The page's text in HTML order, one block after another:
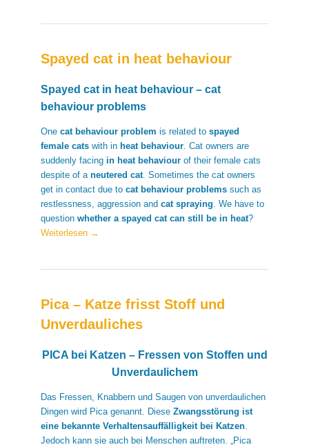
Spayed cat in heat behaviour
Spayed cat in heat behaviour – cat
behaviour problems
Onecat behaviour problem is related tospayed
female cats with in heat behaviour . Cat owners are
suddenly facing in heat behaviour of their female cats
despite of aneutered cat . Sometimes the cat owners
get in contact due tocat behaviour problems such as
restlessness, aggression andcat spraying . We have to
questionwhether a spayed cat can still be in heat?
Weiterlesen →
Pica – Katze frisst Stoff und
Unverdauliches
PICA bei Katzen – Fressen von Stoffen und
Unverdaulichem
Das Fressen, Knabbern und Saugen von unverdaulichen
Dingen wird Pica genannt. DieseZwangsstörung ist
eine bekannte Verhaltensauffälligkeit bei Katzen.
Jedoch kann sie auch bei Menschen auftreten. „Pica